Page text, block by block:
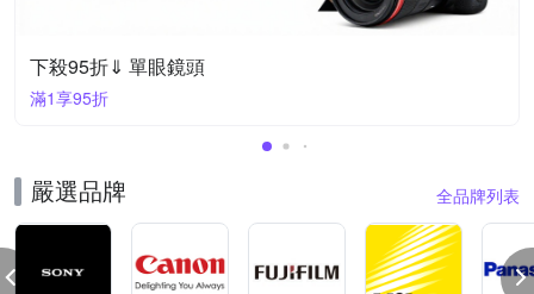
下殺95折⇓ 單眼鏡頭
滿1享95折
嚴選品牌 全品牌列表